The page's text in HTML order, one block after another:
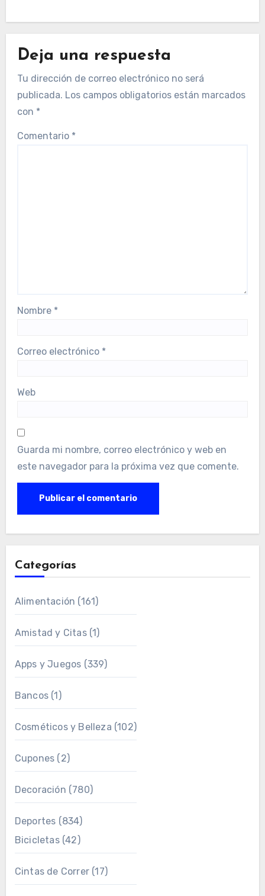
Deja una respuesta
Tu dirección de correo electrónico no será
publicada. Los campos obligatorios están marcados
con *
Comentario *
Nombre *
Correo electrónico *
Web
Guarda mi nombre, correo electrónico y web en
este navegador para la próxima vez que comente.
Categorías
Alimentación (161)
Amistad y Citas(1)
Apps y Juegos (339)
Bancos(1)
Cosméticos y Belleza (102)
Cupones (2)
Decoración (780)
Deportes (834)
Bicicletas(42)
Cintas de Correr(17)